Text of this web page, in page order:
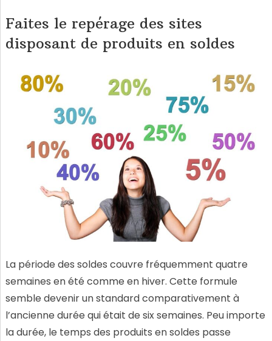
Faites le repérage des sites
disposant de produits en soldes
La période des soldes couvre fréquemment quatre
semaines en été comme en hiver. Cette formule
semble devenir un standard comparativement à
l’ancienne durée qui était de six semaines. Peu importe
la durée, le temps des produits en soldes passe